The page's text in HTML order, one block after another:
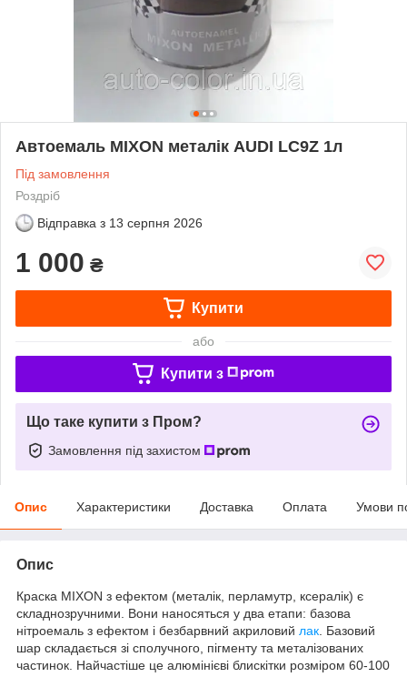
Автоемаль MIXON металік AUDI LC9Z 1л
Під замовлення
Роздріб
Відправка з 13 серпня 2026
1 000 ₴
Купити
або
Купити з
Що таке купити з Пром?
Замовлення під захистом
Опис Характеристики Доставка Оплата Умови
Опис
Краска MIXON з ефектом (металік, перламутр, ксералік) є
складнозручними. Вони наносяться у два етапи: базова
нітроемаль з ефектом і безбарвний акриловий лак . Базовий
шар складається зі сполучного, пігменту та металізованих
частинок. Найчастіше це алюмінієві блискітки розміром 60-100